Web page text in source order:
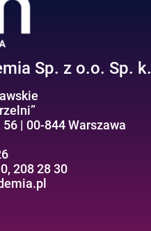
Wellbeing
Sp. z o.o. Sp. k.
| 00-844 Warszawa
208 28 30